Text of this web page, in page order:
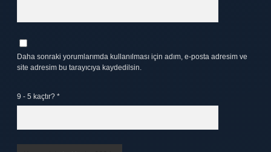
Daha sonraki yorumlarımda kullanılması için adım, e-posta adresim ve
site adresim bu tarayıcıya kaydedilsin.
9 - 5 kaçtır? *